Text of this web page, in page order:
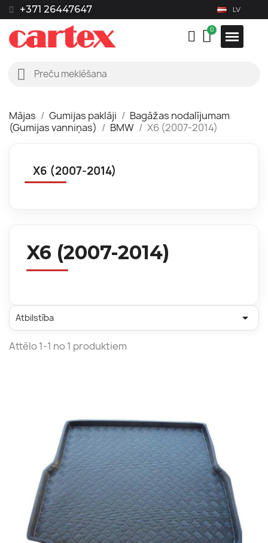
+371 26447647 LV
Mājas Gumijas paklāji
Bagāžas nodalījumam
(Gumijas vanniņas)
BMW X6 (2007-2014)
X6 (2007-2014)
X6 (2007-2014)
Atbilstība 
Attēlo 1-1 no 1 produktiem